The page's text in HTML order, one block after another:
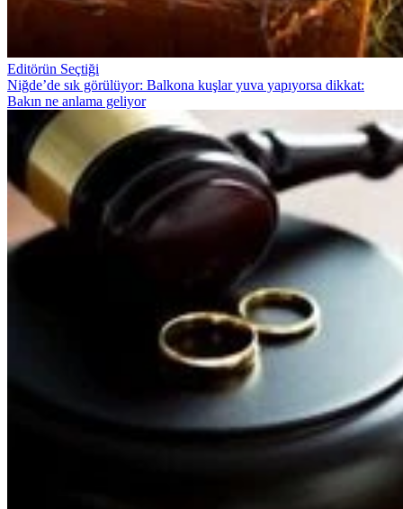
Editörün Seçtiği
Niğde’de sık görülüyor: Balkona kuşlar yuva yapıyorsa dikkat:
Bakın ne anlama geliyor